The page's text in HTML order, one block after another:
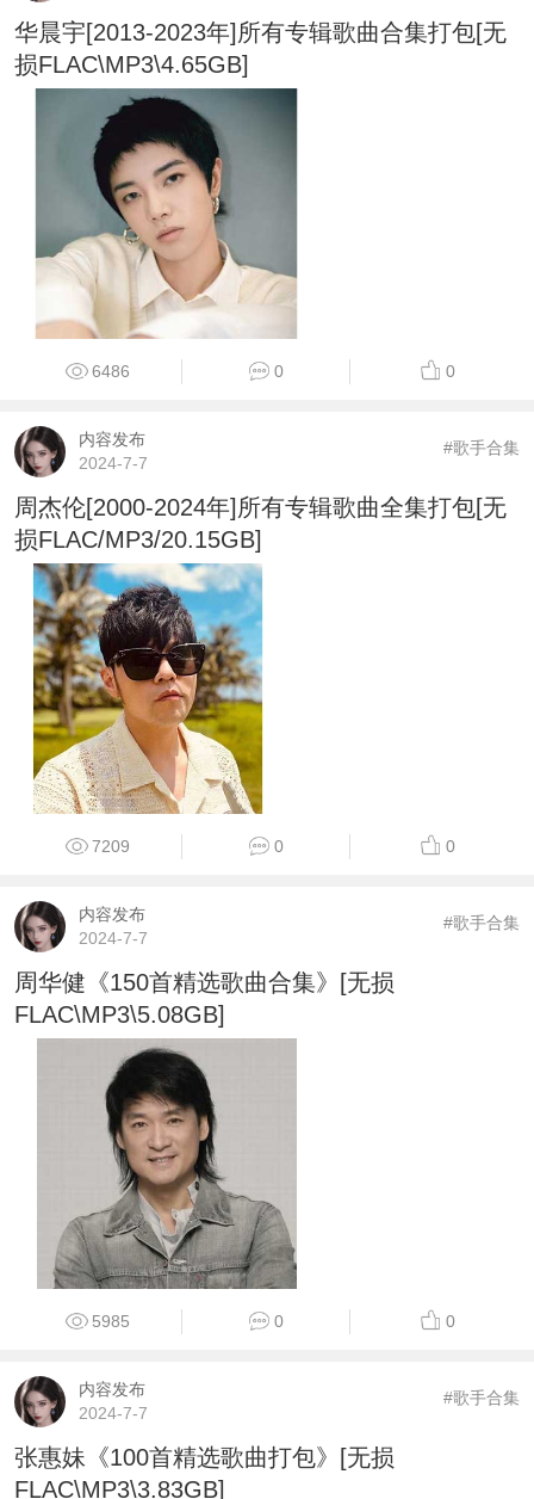
华晨宇[2013-2023年]所有专辑歌曲合集打包[无
损FLAC\MP3\4.65GB]
6486 0 0
内容发布
2024-7-7
#歌手合集
周杰伦[2000-2024年]所有专辑歌曲全集打包[无
损FLAC/MP3/20.15GB]
7209 0 0
内容发布
2024-7-7
#歌手合集
周华健《150首精选歌曲合集》[无损
FLAC\MP3\5.08GB]
5985 0 0
内容发布
2024-7-7
#歌手合集
张惠妹《100首精选歌曲打包》[无损
FLAC\MP3\3.83GB]